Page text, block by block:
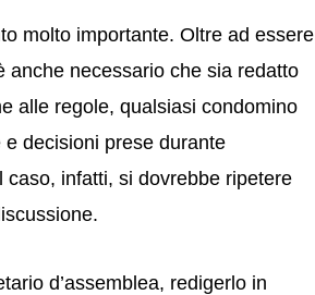
molto importante. Oltre ad essere
anche necessario che sia redatto
alle regole, qualsiasi condomino
decisioni prese durante
caso, infatti, si dovrebbe ripetere
d’assemblea, redigerlo in